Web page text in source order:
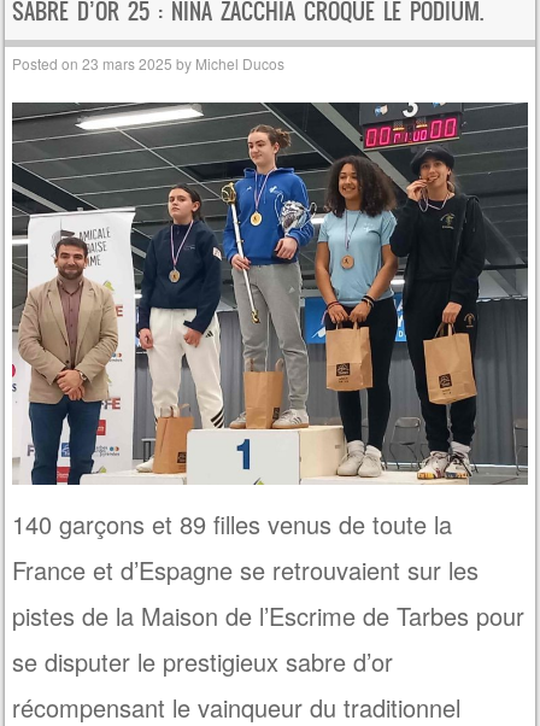
SABRE D’OR 25 : NINA ZACCHIA CROQUE LE PODIUM.
Posted on23 mars 2025 by Michel Ducos
140 garçons et 89 filles venus de toute la
France et d’Espagne se retrouvaient sur les
pistes de la Maison de l’Escrime de Tarbes pour
se disputer le prestigieux sabre d’or
récompensant le vainqueur du traditionnel